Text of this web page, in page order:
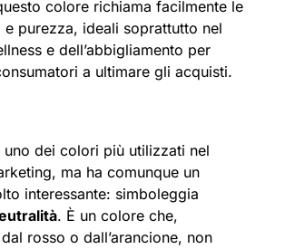
colore richiama facilmente le
purezza, ideali soprattutto nel
e dell’abbigliamento per
a ultimare gli acquisti.
dei colori più utilizzati nel
ma ha comunque un
interessante: simboleggia
. È un colore che,
rosso o dall’arancione, non